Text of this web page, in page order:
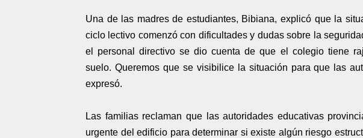
Una de las madres de estudiantes, Bibiana, explicó que la
ciclo lectivo comenzó con dificultades y dudas sobre la
el personal directivo se dio cuenta de que el colegio tiene
suelo. Queremos que se visibilice la situación para que las
expresó.
Las familias reclaman que las autoridades educativas
urgente del edificio para determinar si existe algún riesgo